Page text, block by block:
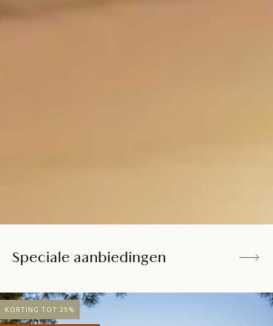
Speciale aanbiedingen
KORTING TOT 25%